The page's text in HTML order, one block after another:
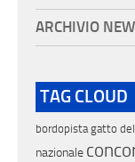
ARCHIVIO
TAG CLOUD
bordopista gatto
nazionale